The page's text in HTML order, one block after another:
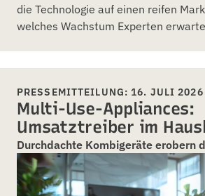
die Technologie auf einen reifen
welches Wachstum Experten
PRESSEMITTEILUNG: 16. JULI 2026
Multi-Use-Appliances:
Umsatztreiber im
Durchdachte Kombigeräte erobern